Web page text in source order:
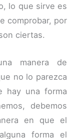
lo que sirve es
comprobar, por
ciertas.
manera de
no lo parezca
hay una forma
debemos
en que el
forma el